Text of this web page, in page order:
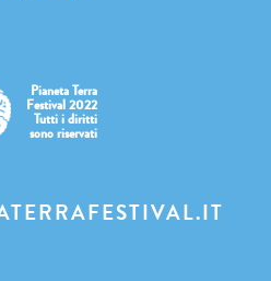
Pianeta Terra
Festival 2022
Tutti i diritti
sono riservati